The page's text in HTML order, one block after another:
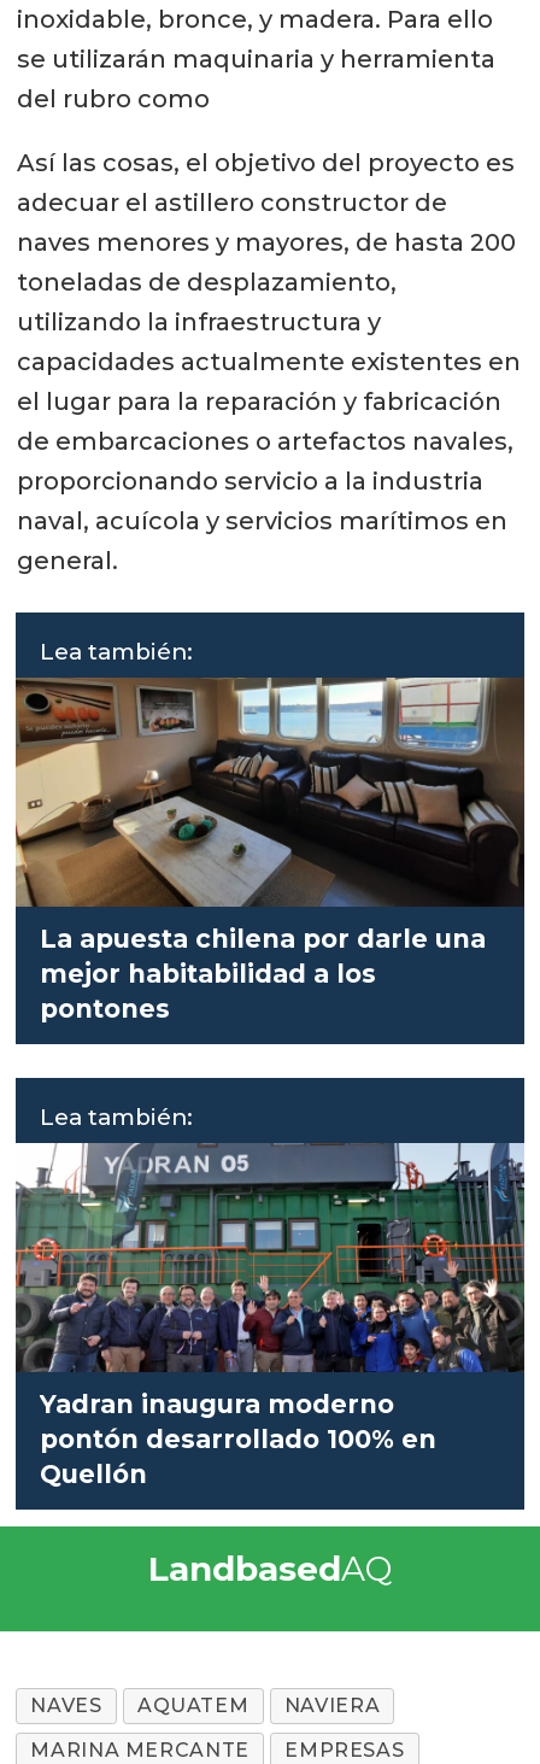
inoxidable, bronce, y madera. Para ello
se utilizarán maquinaria y herramienta
del rubro como
Así las cosas, el objetivo del proyecto es
adecuar el astillero constructor de
naves menores y mayores, de hasta 200
toneladas de desplazamiento,
utilizando la infraestructura y
capacidades actualmente existentes en
el lugar para la reparación y fabricación
de embarcaciones o artefactos navales,
proporcionando servicio a la industria
naval, acuícola y servicios marítimos en
general.
Lea también:
La apuesta chilena por darle una
mejor habitabilidad a los
pontones
Lea también:
Yadran inaugura moderno
pontón desarrollado 100% en
Quellón
LandbasedAQ
NAVES AQUATEM
NAVIERA
MARINA MERCANTE
EMPRESAS